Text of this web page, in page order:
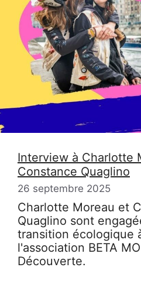
Interview à Charlotte
Constance Quaglino
26 septembre 2025
Charlotte Moreau et
Quaglino sont
transition écologique
l'association BETA
Découverte.